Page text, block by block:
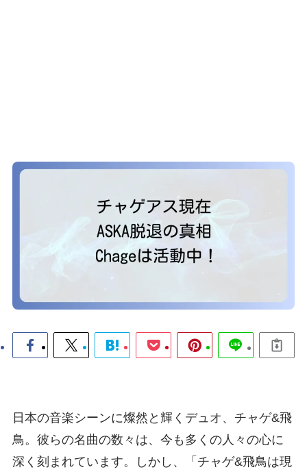
日本の音楽シーンに燦然と輝くデュオ、チャゲ&飛
鳥。彼らの名曲の数々は、今も多くの人々の心に
深く刻まれています。しかし、「チャゲ&飛鳥は現